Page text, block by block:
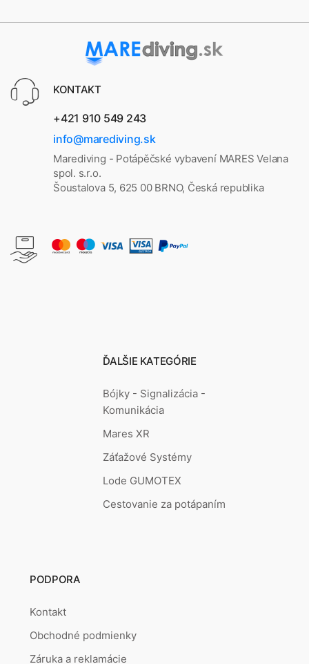
KONTAKT
+421 910 549 243
info@marediving.sk
Marediving - Potápěčské vybavení MARES Velana
spol. s.r.o.
Šoustalova 5, 625 00 BRNO, Česká republika
ĎALŠIE KATEGÓRIE
Bójky - Signalizácia -
Komunikácia
Mares XR
Záťažové Systémy
Lode GUMOTEX
Cestovanie za potápaním
PODPORA
Kontakt
Obchodné podmienky
Záruka a reklamácie